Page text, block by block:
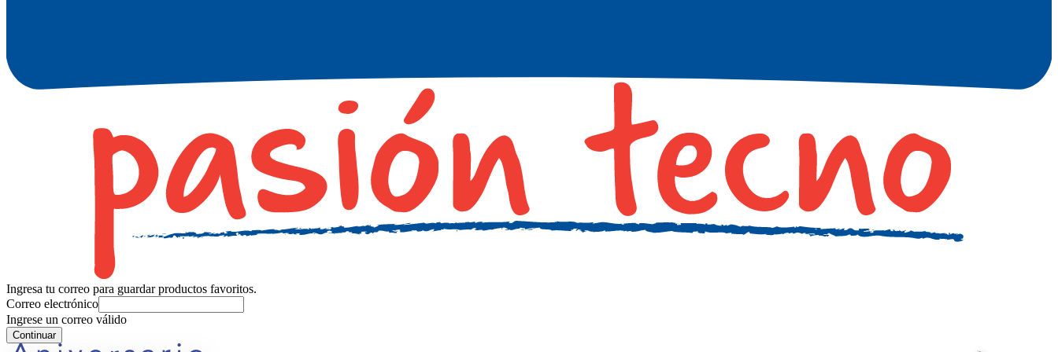
Ingresa tu correo para guardar productos favoritos.
Correo electrónico
Ingrese un correo válido
Continuar